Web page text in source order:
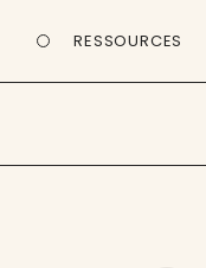
RESSOURCES